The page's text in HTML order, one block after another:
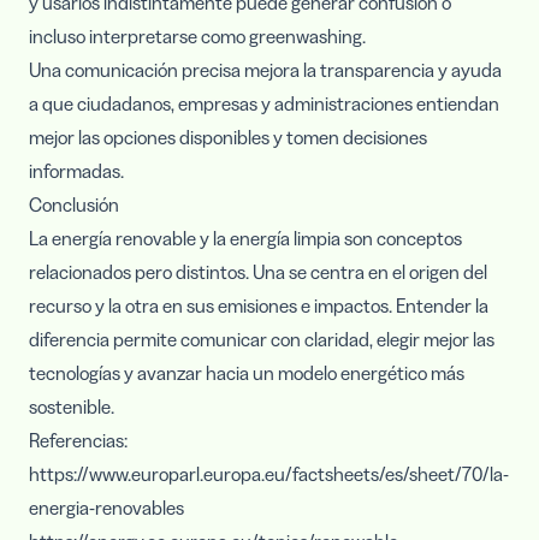
incluso interpretarse como greenwashing.
Una comunicación precisa mejora la transparencia y ayuda
a que ciudadanos, empresas y administraciones entiendan
mejor las opciones disponibles y tomen decisiones
informadas.
Conclusión
La energía renovable y la energía limpia son conceptos
relacionados pero distintos. Una se centra en el origen del
recurso y la otra en sus emisiones e impactos. Entender la
diferencia permite comunicar con claridad, elegir mejor las
tecnologías y avanzar hacia un modelo energético más
sostenible.
Referencias:
https://www.europarl.europa.eu/factsheets/es/sheet/70/la-
energia-renovables